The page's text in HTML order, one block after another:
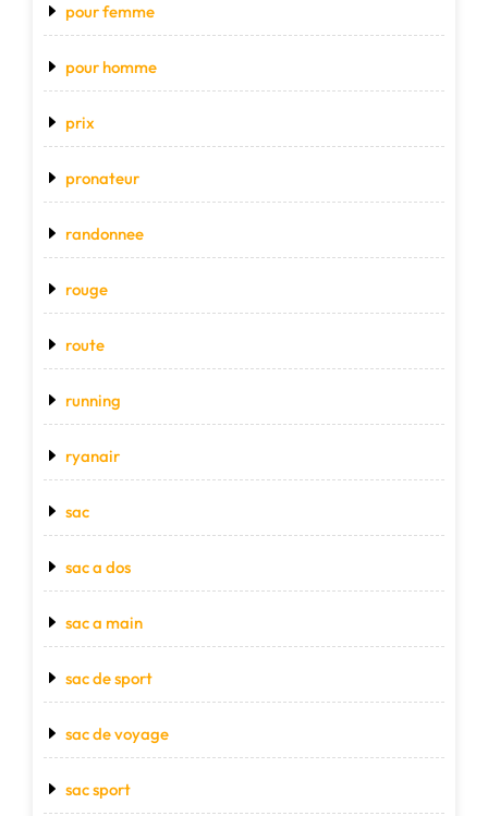
pour femme
pour homme
prix
pronateur
randonnee
rouge
route
running
ryanair
sac
sac a dos
sac a main
sac de sport
sac de voyage
sac sport